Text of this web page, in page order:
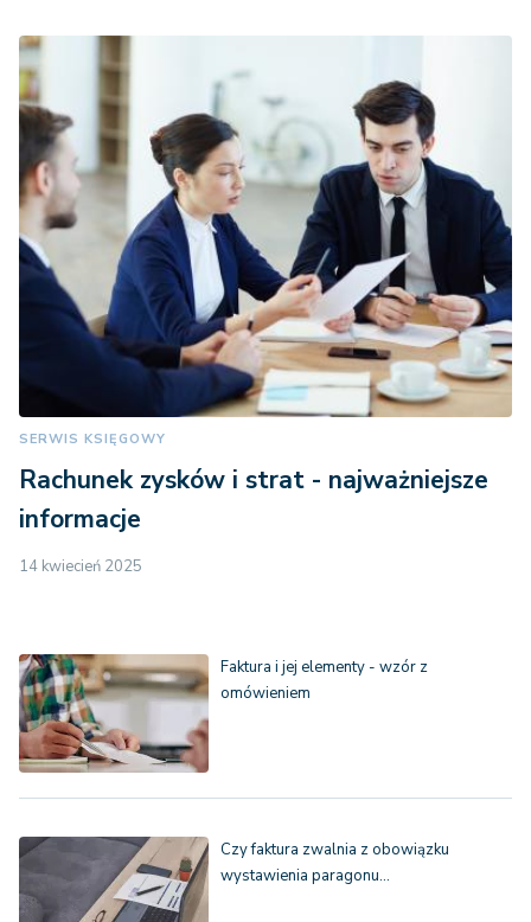
SERWIS KSIĘGOWY
Rachunek zysków i strat - najważniejsze
informacje
14 kwiecień 2025
Faktura i jej elementy - wzór z
omówieniem
Czy faktura zwalnia z obowiązku
wystawienia paragonu…